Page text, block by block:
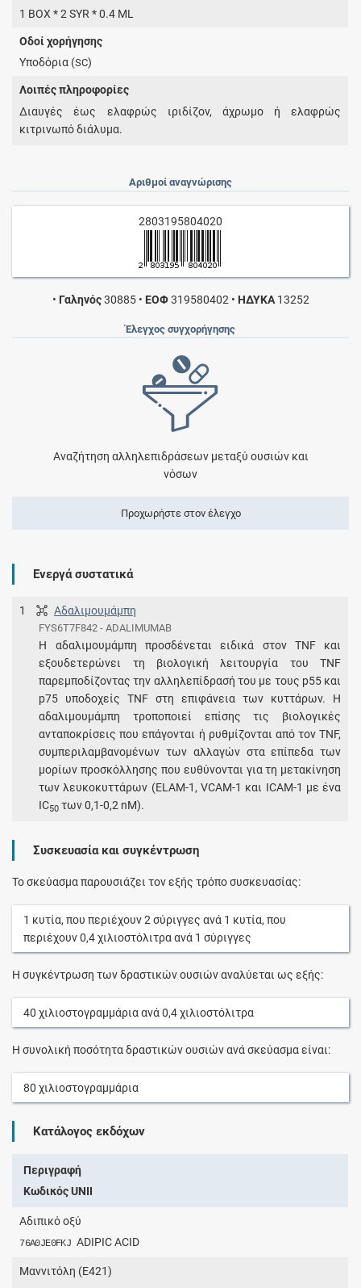
1 BOX * 2 SYR * 0.4 ML
Οδοί χορήγησης
Υποδόρια (SC)
Λοιπές πληροφορίες
Διαυγές έως ελαφρώς ιριδίζον, άχρωμο ή ελαφρώς
κιτρινωπό διάλυμα.
Αριθμοί αναγνώρισης
2803195804020
• Γαληνός30885 • ΕΟΦ319580402 • ΗΔΥΚΑ13252
Έλεγχος συγχορήγησης
Αναζήτηση αλληλεπιδράσεων μεταξύ ουσιών και
νόσων
Προχωρήστε στον έλεγχο
Ενεργά συστατικά
1 Αδαλιμουμάμπη
FYS6T7F842 - ADALIMUMAB
Η αδαλιμουμάμπη προσδένεται ειδικά στον TNF και
εξουδετερώνει τη βιολογική λειτουργία του TNF
παρεμποδίζοντας την αλληλεπίδρασή του με τους p55 και
p75 υποδοχείς TNF στη επιφάνεια των κυττάρων. Η
αδαλιμουμάμπη τροποποιεί επίσης τις βιολογικές
ανταποκρίσεις που επάγονται ή ρυθμίζονται από τον TNF,
συμπεριλαμβανομένων των αλλαγών στα επίπεδα των
μορίων προσκόλλησης που ευθύνονται για τη μετακίνηση
των λευκοκυττάρων (ELAM-1, VCAM-1 και ICAM-1 με ένα
IC50 των 0,1-0,2 nM).
Συσκευασία και συγκέντρωση
Το σκεύασμα παρουσιάζει τον εξής τρόπο συσκευασίας:
1 κυτία, που περιέχουν2 σύριγγες ανά 1 κυτία, που
περιέχουν0,4χιλιοστόλιτραανά 1 σύριγγες
Η συγκέντρωση των δραστικών ουσιών αναλύεται ως εξής:
40 χιλιοστογραμμάριαανά0,4χιλιοστόλιτρα
Η συνολική ποσότητα δραστικών ουσιών ανά σκεύασμα είναι:
80 χιλιοστογραμμάρια
Κατάλογος εκδόχων
Περιγραφή
Κωδικός UNII
Αδιπικό οξύ
76A0JE0FKJ ADIPIC ACID
Μαννιτόλη (E421)